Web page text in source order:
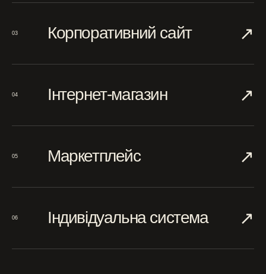
03 Корпоративний сайт ↗︎
04 Інтернет-магазин ↗︎
05 Маркетплейс ↗︎
06 Індивідуальна система ↗︎